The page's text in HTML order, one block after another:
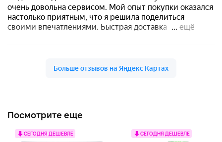
Посмотрите еще
СЕГОДНЯ ДЕШЕВЛЕ СЕГОДНЯ ДЕШЕВЛЕ